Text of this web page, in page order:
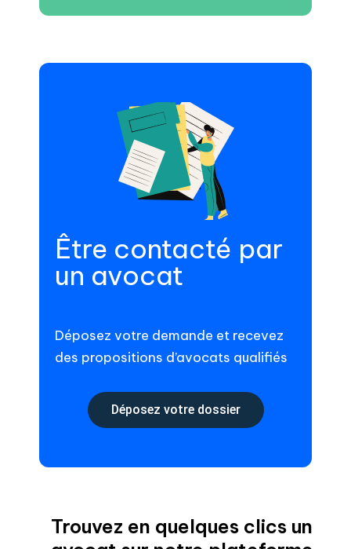
Être contacté par
un avocat
Déposez votre demande et recevez
des propositions d’avocats qualifiés
Déposez votre dossier
Trouvez en quelques clics un